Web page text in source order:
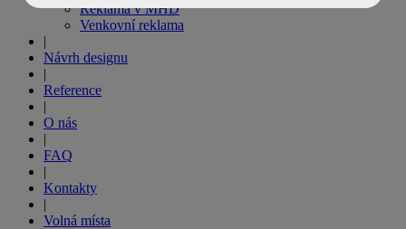
Reklama v MHD
Venkovní reklama
|
Návrh designu
|
Reference
|
O nás
|
FAQ
|
Kontakty
|
Volná místa